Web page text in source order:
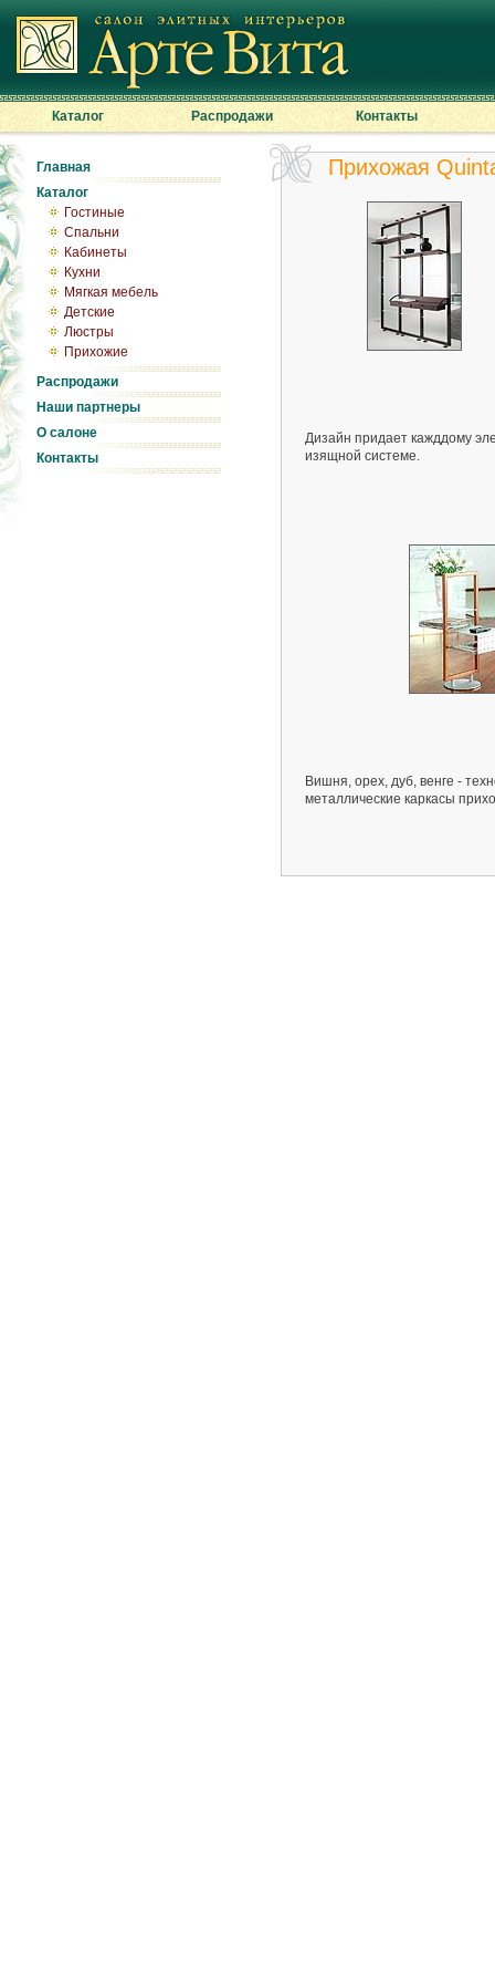
Каталог Распродажи Контакты
Главная
Каталог
Гостиные
Спальни
Кабинеты
Кухни
Мягкая мебель
Детские
Люстры
Прихожие
Распродажи
Наши партнеры
О салоне
Контакты
Прихожая
Дизайн придает кажддому
изящной системе.
Вишня, орех, дуб, венге -
металлические каркасы